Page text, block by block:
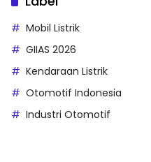
Mobil Listrik
GIIAS 2026
Kendaraan Listrik
Otomotif Indonesia
Industri Otomotif